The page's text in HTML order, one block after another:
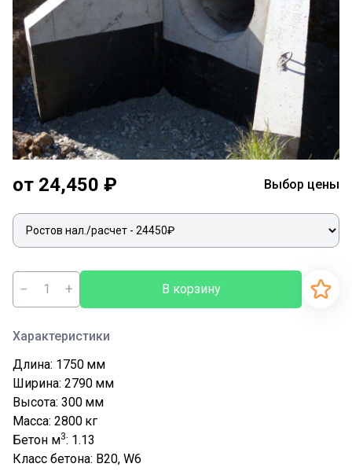
от 24,450 ₽ Выбор цены
− + В корзину
Характеристики
Длина: 1750 мм
Ширина: 2790 мм
Высота: 300 мм
Масса: 2800 кг
Бетон м3: 1.13
Класс бетона: В20, W6